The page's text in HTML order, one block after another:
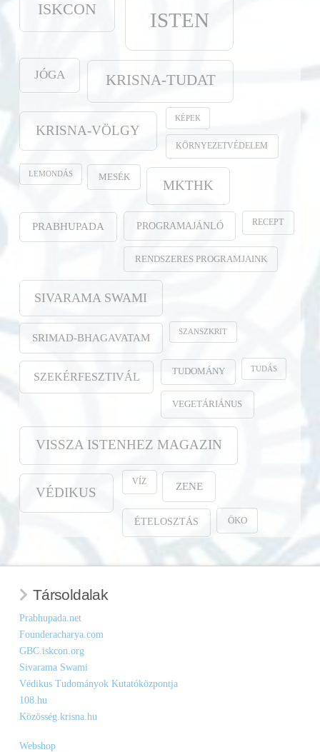
ISKCON ISTEN
JÓGA KRISNA-TUDAT
KRISNA-VÖLGY
KÉPEK
KÖRNYEZETVÉDELEM
LEMONDÁS MESÉK
MKTHK
PRABHUPADA PROGRAMAJÁNLÓ RECEPT
RENDSZERES PROGRAMJAINK
SIVARAMA SWAMI
SRIMAD-BHAGAVATAM SZANSZKRIT
SZEKÉRFESZTIVÁL TUDOMÁNY TUDÁS
VEGETÁRIÁNUS
VISSZA ISTENHEZ MAGAZIN
VÉDIKUS
VÍZ ZENE
ÉTELOSZTÁS ÖKO
Társoldalak
Prabhupada.net
Founderacharya.com
GBC.iskcon.org
Sivarama Swami
Védikus Tudományok Kutatóközpontja
108.hu
Közösség.krisna.hu
Webshop